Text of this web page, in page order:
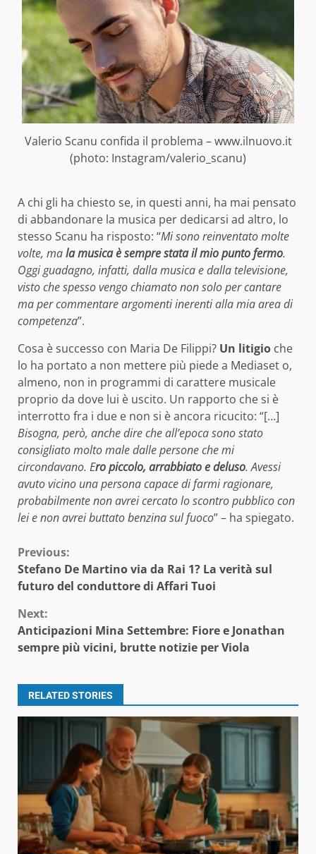
Valerio Scanu confida il problema – www.ilnuovo.it
(photo: Instagram/valerio_scanu)
A chi gli ha chiesto se, in questi anni, ha mai pensato
di abbandonare la musica per dedicarsi ad altro, lo
stesso Scanu ha risposto: “Mi sono reinventato molte
volte, mala musica è sempre stata il mio punto fermo.
Oggi guadagno, infatti, dalla musica e dalla televisione,
visto che spesso vengo chiamato non solo per cantare
ma per commentare argomenti inerenti alla mia area di
competenza”.
Cosa è successo con Maria De Filippi? Un litigio che
lo ha portato a non mettere più piede a Mediaset o,
almeno, non in programmi di carattere musicale
proprio da dove lui è uscito. Un rapporto che si è
interrotto fra i due e non si è ancora ricucito: “[…]
Bisogna, però, anche dire che all’epoca sono stato
consigliato molto male dalle persone che mi
circondavano. Ero piccolo, arrabbiato e deluso. Avessi
avuto vicino una persona capace di farmi ragionare,
probabilmente non avrei cercato lo scontro pubblico con
lei e non avrei buttato benzina sul fuoco” – ha spiegato.
Continue
Reading
Previous:
Stefano De Martino via da Rai 1? La verità sul
futuro del conduttore di Affari Tuoi
Next:
Anticipazioni Mina Settembre: Fiore e Jonathan
sempre più vicini, brutte notizie per Viola
RELATED STORIES